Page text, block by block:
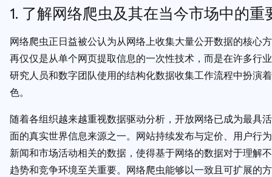
1. 了解网络爬虫及其在当今市场中的重
网络爬虫正日益被公认为从网络上收集大量公开数据的核心
再仅仅是从单个网页提取信息的一次性技术，而是在许多行
研究人员和数字团队使用的结构化数据收集工作流程中扮演
色。
随着各组织越来越重视数据驱动分析，开放网络已成为最具
面的真实世界信息来源之一。网站持续发布与定价、用户行
新闻和市场活动相关的数据，使得基于网络的数据对于理解
趋势和竞争环境至关重要。网络爬虫能够以一致且可扩展的